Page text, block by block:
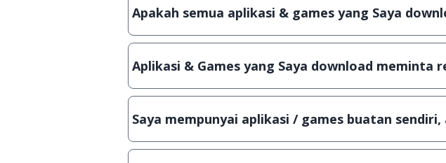
Apakah semua aplikasi & games yang Saya
Ya, JalanTikus selalu melakukan scanning dengan 3
Aplikasi & Games yang Saya download meminta
Meskipun dibagikan secara gratis, namun ada beberapa
Saya mempunyai aplikasi / games buatan
Tentu saja bisa. Silahkan kirim email ke